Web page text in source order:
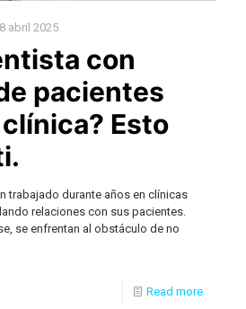
8 abril 2025
con
pacientes
Esto
trabajado durante años en clínicas
relaciones con sus pacientes.
se enfrentan al obstáculo de no
Read more